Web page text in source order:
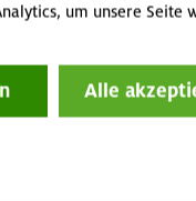
mehr
um unsere Seite
Alle